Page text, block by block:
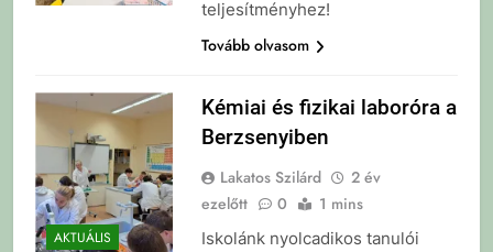
teljesítményhez!
Tovább olvasom
AKTUÁLIS
Kémiai és fizikai laboróra a
Berzsenyiben
Lakatos Szilárd
2 év
ezelőtt
0 1 mins
Iskolánk nyolcadikos tanulói